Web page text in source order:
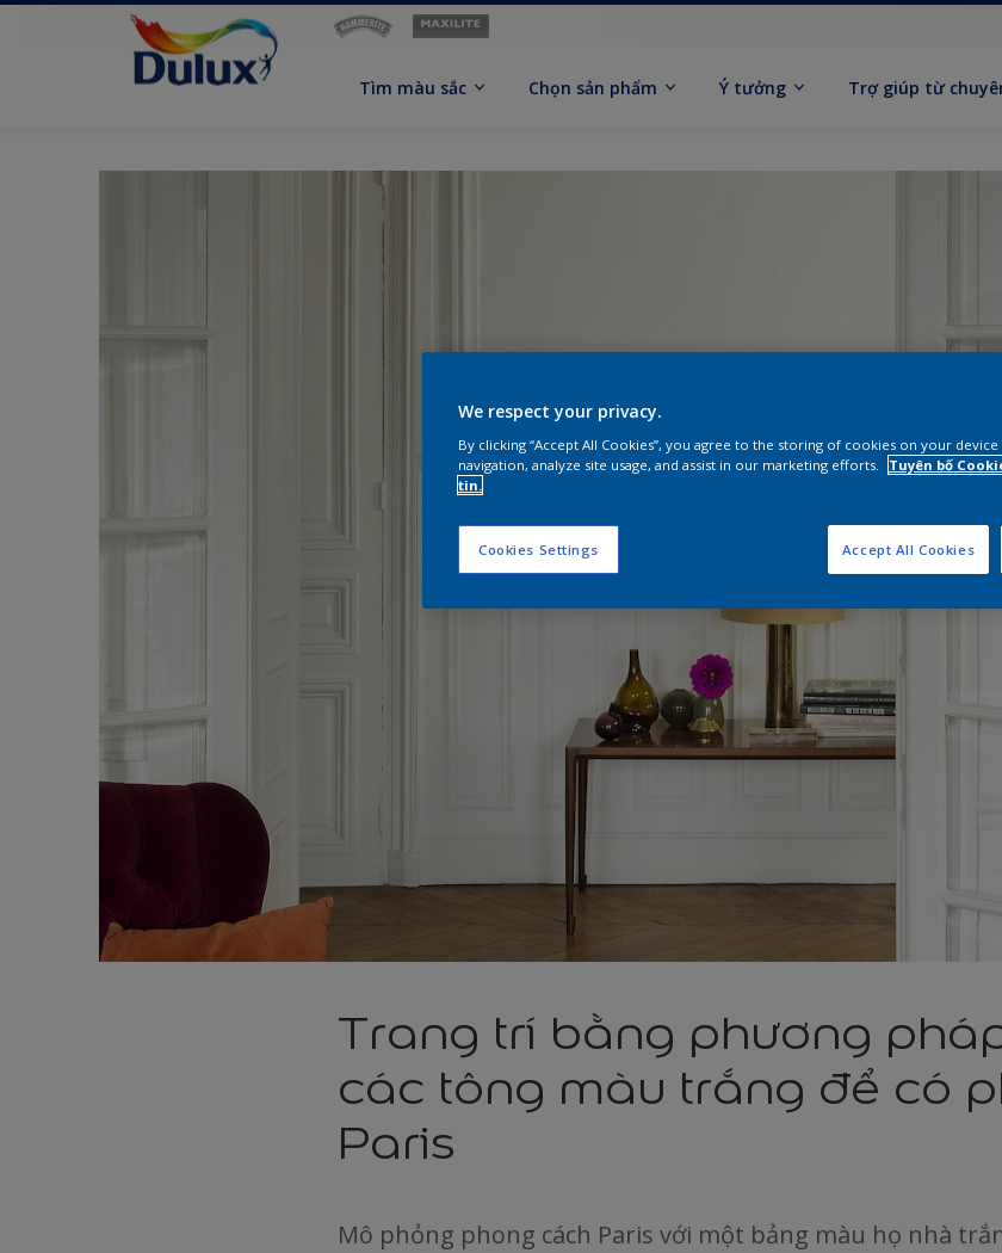
Tìm màu sắc Chọn sản phẩm Ý tưởng Trợ giúp từ
Trang trí bằng phương
các tông màu trắng để có
Paris
Mô phỏng phong cách Paris với một bảng màu họ nhà
We respect your privacy.
By clicking “Accept All Cookies”, you agree to the storing of cookies on your
navigation, analyze site usage, and assist in our marketing efforts.
Tuyên bố
tin.
Cookies Settings Accept All Cookies